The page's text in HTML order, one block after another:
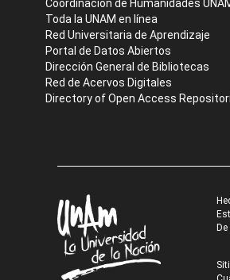
Coordinación de Humanidades
Toda la UNAM en línea
Red Universitaria de Aprendizaje
Portal de Datos Abiertos
Dirección General de Bibliotecas
Red de Acervos Digitales
Directory of Open Access